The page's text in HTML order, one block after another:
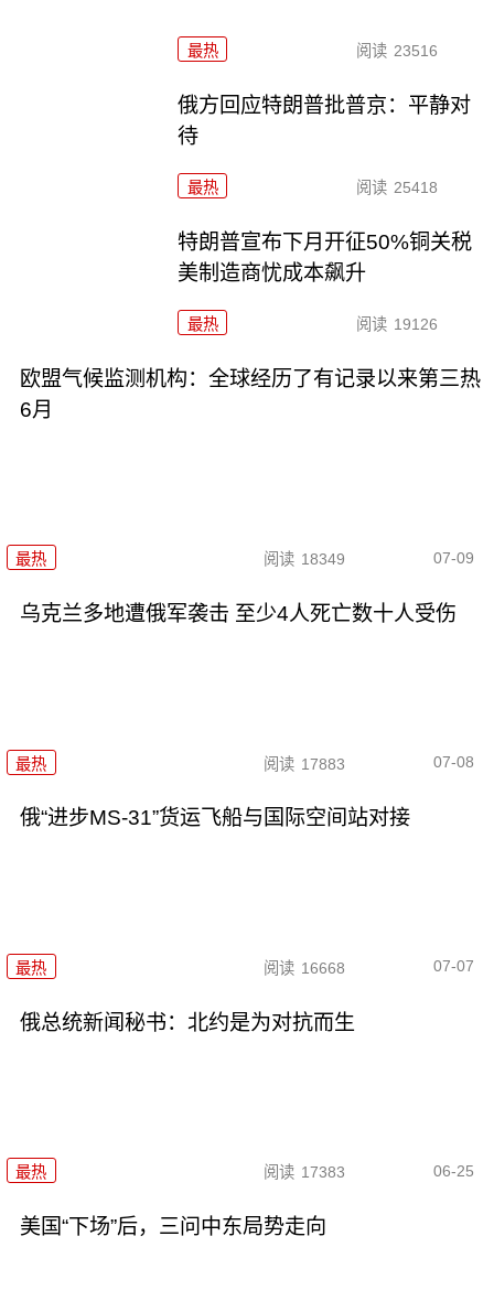
最热 阅读 23516
俄方回应特朗普批普京：平静对
待
最热 阅读 25418
特朗普宣布下月开征50%铜关税
美制造商忧成本飙升
最热 阅读 19126
欧盟气候监测机构：全球经历了有记录以来第三热
6月
最热 阅读 18349 07-09
乌克兰多地遭俄军袭击 至少4人死亡数十人受伤
最热 阅读 17883 07-08
俄“进步MS-31”货运飞船与国际空间站对接
最热 阅读 16668 07-07
俄总统新闻秘书：北约是为对抗而生
最热 阅读 17383 06-25
美国“下场”后，三问中东局势走向